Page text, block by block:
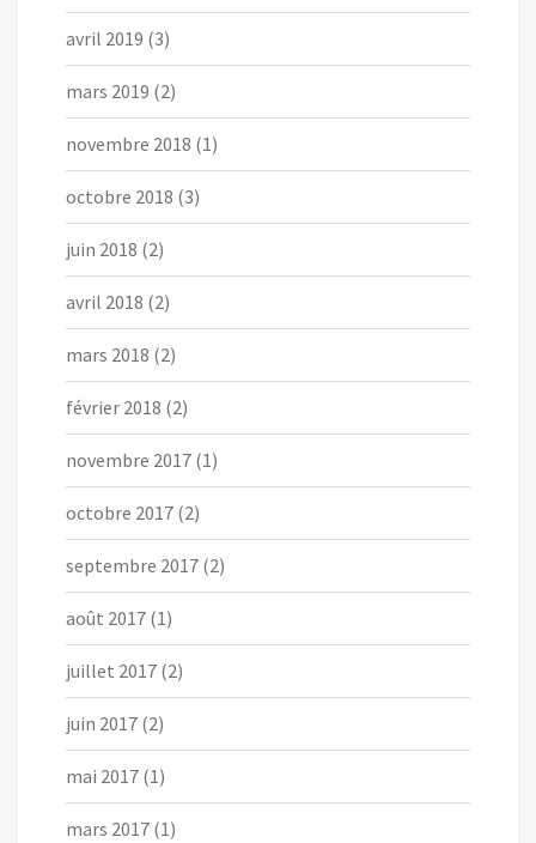
avril 2019 (3)
mars 2019 (2)
novembre 2018 (1)
octobre 2018 (3)
juin 2018 (2)
avril 2018 (2)
mars 2018 (2)
février 2018 (2)
novembre 2017 (1)
octobre 2017 (2)
septembre 2017 (2)
août 2017 (1)
juillet 2017 (2)
juin 2017 (2)
mai 2017 (1)
mars 2017 (1)